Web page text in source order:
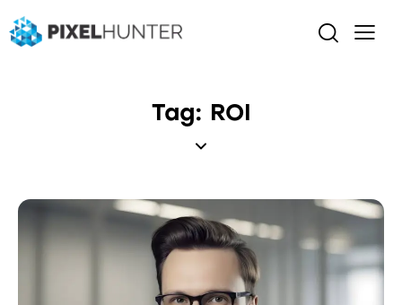
Tag: ROI